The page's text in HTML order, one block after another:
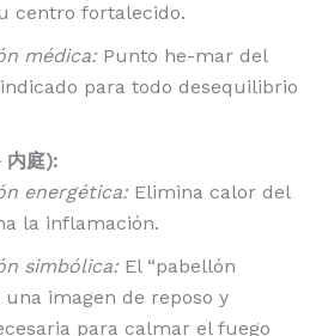
centro fortalecido.
médica:Punto he-mar del
para todo desequilibrio
庭):
energética:Elimina calor del
la inflamación.
simbólica:El “pabellón
una imagen de reposo y
para calmar el fuego